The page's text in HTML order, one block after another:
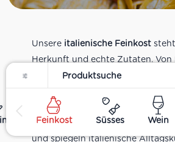
Feinkost Süsses Wein
Unsere italienische Feinkost
Herkunft und echte Zutaten. Von
Tomatensaucen über Olivenöl,
Pesto bis zu Balsamico und
verschiedenen Regionen Italiens.
sind Teil unseres realen
und spiegeln italienische